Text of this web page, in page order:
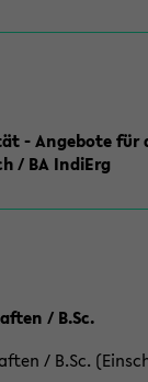
- Angebote für
/ BA IndiErg
/ B.Sc.
/ B.Sc.